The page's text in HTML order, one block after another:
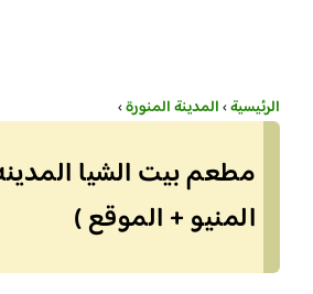
الرئيسية›المدينة المنورة›
مطعم بيت الشيا
المنيو + الموقع )